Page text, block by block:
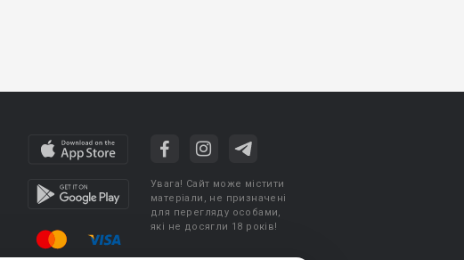
Увага! Сайт може містити
матеріали, не призначені
для перегляду особами,
які не досягли 18 років!